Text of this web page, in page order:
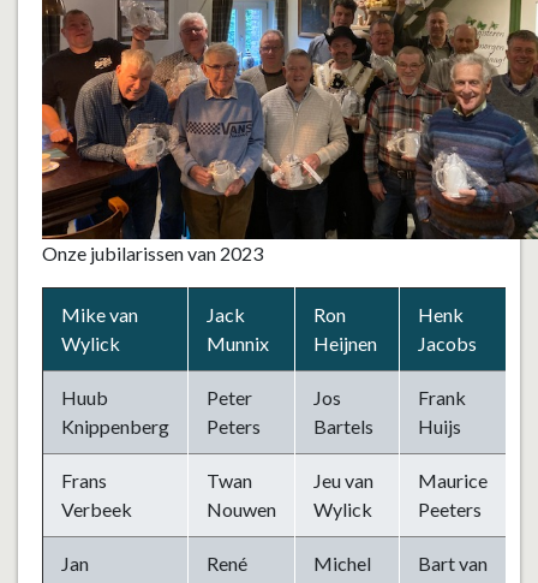
Onze jubilarissen van 2023
Mike van
Wylick
Jack
Munnix
Ron
Heijnen
Henk
Jacobs
Huub
Knippenberg
Peter
Peters
Jos
Bartels
Frank
Huijs
Frans
Verbeek
Twan
Nouwen
Jeu van
Wylick
Maurice
Peeters
Jan
René
Michel
Bart van